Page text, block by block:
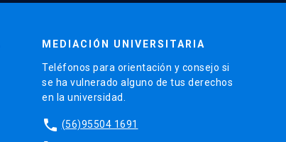
MEDIACIÓN UNIVERSITARIA
Teléfonos para orientación y consejo si
se ha vulnerado alguno de tus derechos
en la universidad.
phone (56)95504 1691